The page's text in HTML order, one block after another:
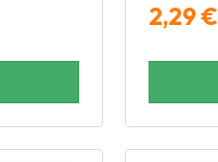
2,29 €